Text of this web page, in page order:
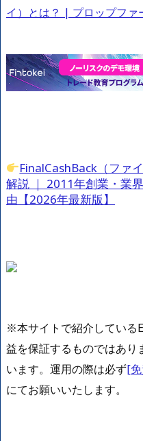
イ）とは？ | プロップファ
FinalCashBack（ファ
解説 ｜ 2011年創業・業
由【2026年最新版】
※本サイトで紹介している
益を保証するものではあり
います。運用の際は必ず[
にてお願いいたします。